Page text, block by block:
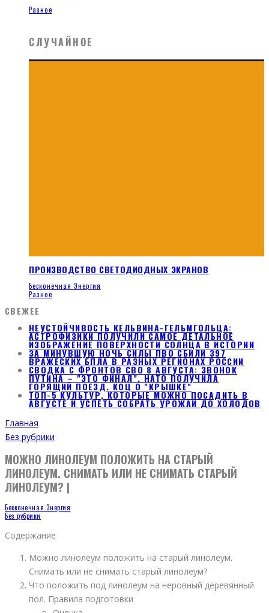
Разное
СЛУЧАЙНОЕ
ПРОИЗВОДСТВО СВЕТОДИОДНЫХ ЭКРАНОВ
Бесконечная Энергия
Разное
СВЕЖЕЕ
НЕУСТОЙЧИВОСТЬ КЕЛЬВИНА-ГЕЛЬМГОЛЬЦА:
АСТРОФИЗИКИ ПОЛУЧИЛИ САМОЕ ДЕТАЛЬНОЕ
ИЗОБРАЖЕНИЕ ПОВЕРХНОСТИ СОЛНЦА В ИСТОРИИ
ЗА МИНУВШУЮ НОЧЬ СИЛЫ ПВО СБИЛИ 397
ВРАЖЕСКИХ БПЛА В РАЗНЫХ РЕГИОНАХ РОССИИ
СВОДКА С ФРОНТОВ СВО 8 АВГУСТА: ЗВОНОК
ПУТИНА – "ЭТО ФИНАЛ". НАТО ПОЛУЧИЛА
ГОРЯЩИЙ ПОЕЗД. КОЦ О "КРЫШКЕ"
ТОП-5 КУЛЬТУР, КОТОРЫЕ МОЖНО ПОСАДИТЬ В
АВГУСТЕ И УСПЕТЬ СОБРАТЬ УРОЖАЙ ДО ХОЛОДОВ
Главная
Без рубрики
МОЖНО ЛИНОЛЕУМ ПОЛОЖИТЬ НА СТАРЫЙ
ЛИНОЛЕУМ. СНИМАТЬ ИЛИ НЕ СНИМАТЬ СТАРЫЙ
ЛИНОЛЕУМ? |
Бесконечная Энергия
Без рубрики
Содержание
Можно линолеум положить на старый линолеум.
Снимать или не снимать старый линолеум?
Что положить под линолеум на неровный деревянный
пол. Правила подготовки